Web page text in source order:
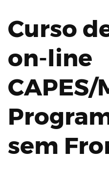
Curso
on-line
CAPES/
sem